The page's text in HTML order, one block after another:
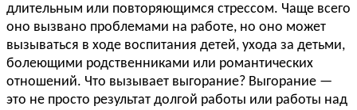
длительным или повторяющимся стрессом. Чаще всего
оно вызвано проблемами на работе, но оно может
вызываться в ходе воспитания детей, ухода за детьми,
болеющими родственниками или романтических
отношений. Что вызывает выгорание? Выгорание —
это не просто результат долгой работы или работы над